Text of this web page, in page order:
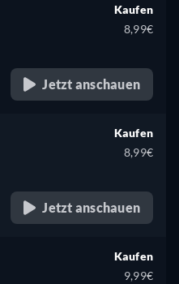
Kaufen
8,99€
Jetzt anschauen
Kaufen
8,99€
Jetzt anschauen
Kaufen
9,99€